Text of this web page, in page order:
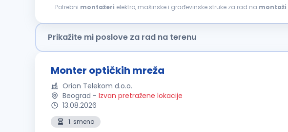
...Potrebni montažeri elektro, mašinske i građevinske struke za rad na montaži
Prikažite mi poslove za rad na terenu
Monter optičkih mreža
Orion Telekom d.o.o.
Beograd - Izvan pretražene lokacije
13.08.2026
1. smena